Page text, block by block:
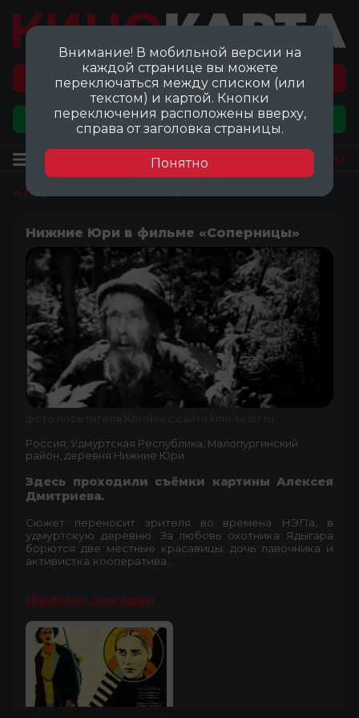
Перейти на карту локаций ©
Добавить локацию
Посмотреть на карте
‹‹ Перейти ко всем локациям
Нижние Юри в фильме «Соперницы»
фото посетителя Korolev с сайта kino-teatr.ru
Россия, Удмуртская Республика, Малопургинский
район, деревня Нижние Юри
Здесь проходили съёмки картины Алексея
Дмитриева.
Сюжет переносит зрителя во времена НЭПа, в
удмуртскую деревню. За любовь охотника Ядыгара
борются две местные красавицы: дочь лавочника и
активистка кооператива...
Фильмы локации
Внимание! В мобильной версии на
каждой странице вы можете
переключаться между списком (или
текстом) и картой. Кнопки
переключения расположены вверху,
справа от заголовка страницы.
Понятно